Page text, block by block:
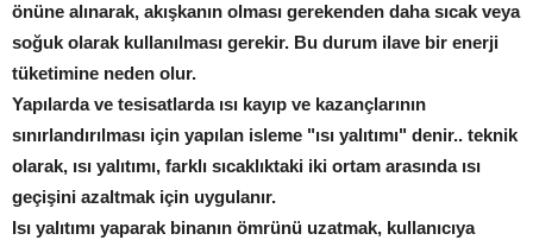
önüne alınarak, akışkanın olması gerekenden daha sıcak veya
soğuk olarak kullanılması gerekir. Bu durum ilave bir enerji
tüketimine neden olur.
Yapılarda ve tesisatlarda ısı kayıp ve kazançlarının
sınırlandırılması için yapılan isleme "ısı yalıtımı" denir.. teknik
olarak, ısı yalıtımı, farklı sıcaklıktaki iki ortam arasında ısı
geçişini azaltmak için uygulanır.
Isı yalıtımı yaparak binanın ömrünü uzatmak, kullanıcıya